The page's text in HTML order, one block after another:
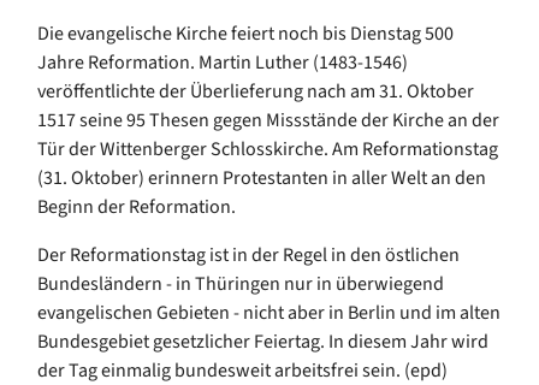
Die evangelische Kirche feiert noch bis Dienstag 500
Jahre Reformation. Martin Luther (1483-1546)
veröffentlichte der Überlieferung nach am 31. Oktober
1517 seine 95 Thesen gegen Missstände der Kirche an der
Tür der Wittenberger Schlosskirche. Am Reformationstag
(31. Oktober) erinnern Protestanten in aller Welt an den
Beginn der Reformation.
Der Reformationstag ist in der Regel in den östlichen
Bundesländern - in Thüringen nur in überwiegend
evangelischen Gebieten - nicht aber in Berlin und im alten
Bundesgebiet gesetzlicher Feiertag. In diesem Jahr wird
der Tag einmalig bundesweit arbeitsfrei sein. (epd)